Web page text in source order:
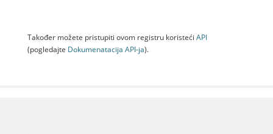
Također možete pristupiti ovom registru koristeći API
(pogledajte Dokumenаtаcijа API-jа).